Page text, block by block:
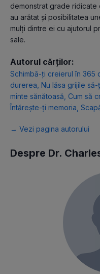
demonstrat grade
au arătat și posibilitatea
mulți dintre ei cu ajutorul
sale.
Autorul cărților:
Schimbă-ți creierul în 365
durerea Nu lăsa grijile
minte sănătoasă Cum să
Întărește-ți memoria
→ Vezi pagina autorului
Despre Dr.